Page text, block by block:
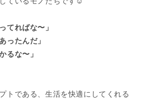
てればな〜」
ったんだ」
るな〜」
トである、生活を快適にしてくれる